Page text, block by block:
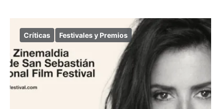
Críticas Festivales y Premios